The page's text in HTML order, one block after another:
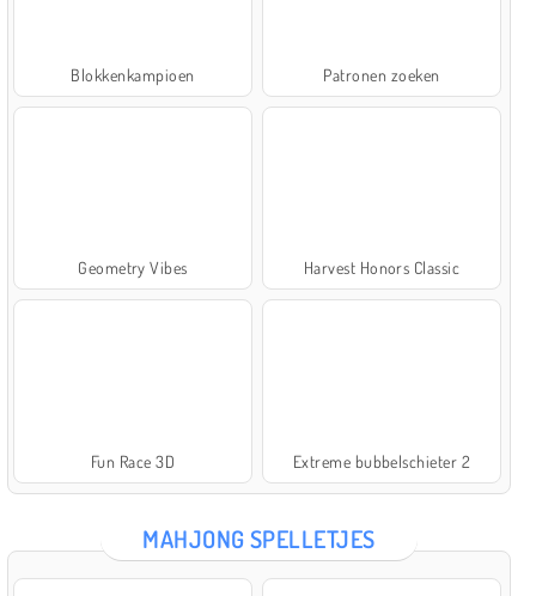
Blokkenkampioen Patronen zoeken
Geometry Vibes Harvest Honors Classic
Fun Race 3D Extreme bubbelschieter 2
MAHJONG SPELLETJES